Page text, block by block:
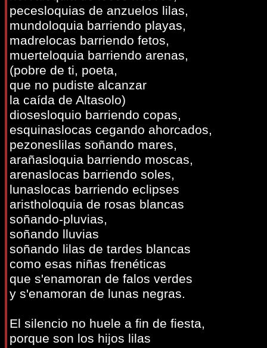
pecesloquias de anzuelos lilas,
mundoloquia barriendo playas,
madrelocas barriendo fetos,
muerteloquia barriendo arenas,
(pobre de ti, poeta,
que no pudiste alcanzar
la caída de Altasolo)
diosesloquio barriendo copas,
esquinaslocas cegando ahorcados,
pezoneslilas soñando mares,
arañasloquia barriendo moscas,
arenaslocas barriendo soles,
lunaslocas barriendo eclipses
aristholoquia de rosas blancas
soñando-pluvias,
soñando lluvias
soñando lilas de tardes blancas
como esas niñas frenéticas
que s'enamoran de falos verdes
y s'enamoran de lunas negras.
El silencio no huele a fin de fiesta,
porque son los hijos lilas